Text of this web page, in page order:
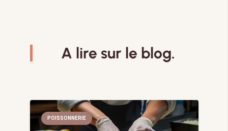
A lire sur le blog.
POISSONNERIE